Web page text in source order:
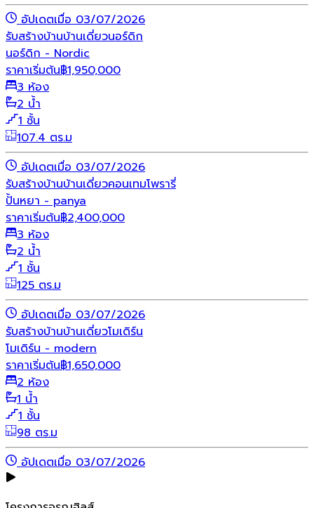
อัปเดตเมื่อ 03/07/2026
รับสร้างบ้านบ้านเดี่ยวนอร์ดิก
นอร์ดิก - Nordic
ราคาเริ่มต้น฿1,950,000
3 ห้อง
2 น้ำ
1 ชั้น
107.4 ตร.ม
อัปเดตเมื่อ 03/07/2026
รับสร้างบ้านบ้านเดี่ยวคอนเทมโพรารี่
ปั้นหยา - panya
ราคาเริ่มต้น฿2,400,000
3 ห้อง
2 น้ำ
1 ชั้น
125 ตร.ม
อัปเดตเมื่อ 03/07/2026
รับสร้างบ้านบ้านเดี่ยวโมเดิร์น
โมเดิร์น - modern
ราคาเริ่มต้น฿1,650,000
2 ห้อง
1 น้ำ
1 ชั้น
98 ตร.ม
อัปเดตเมื่อ 03/07/2026